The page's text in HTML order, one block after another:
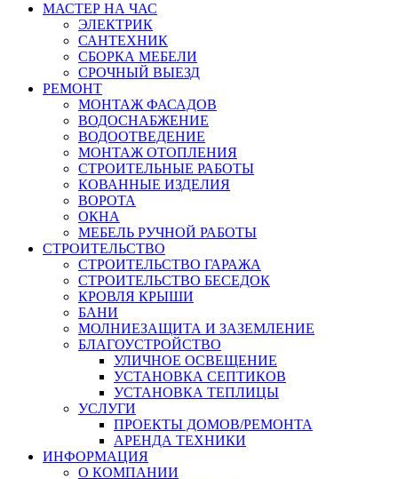
МАСТЕР НА ЧАС
ЭЛЕКТРИК
САНТЕХНИК
СБОРКА МЕБЕЛИ
СРОЧНЫЙ ВЫЕЗД
РЕМОНТ
МОНТАЖ ФАСАДОВ
ВОДОСНАБЖЕНИЕ
ВОДООТВЕДЕНИЕ
МОНТАЖ ОТОПЛЕНИЯ
СТРОИТЕЛЬНЫЕ РАБОТЫ
КОВАННЫЕ ИЗДЕЛИЯ
ВОРОТА
ОКНА
МЕБЕЛЬ РУЧНОЙ РАБОТЫ
СТРОИТЕЛЬСТВО
СТРОИТЕЛЬСТВО ГАРАЖА
СТРОИТЕЛЬСТВО БЕСЕДОК
КРОВЛЯ КРЫШИ
БАНИ
МОЛНИЕЗАЩИТА И ЗАЗЕМЛЕНИЕ
БЛАГОУСТРОЙСТВО
УЛИЧНОЕ ОСВЕЩЕНИЕ
УСТАНОВКА СЕПТИКОВ
УСТАНОВКА ТЕПЛИЦЫ
УСЛУГИ
ПРОЕКТЫ ДОМОВ/РЕМОНТА
АРЕНДА ТЕХНИКИ
ИНФОРМАЦИЯ
О КОМПАНИИ